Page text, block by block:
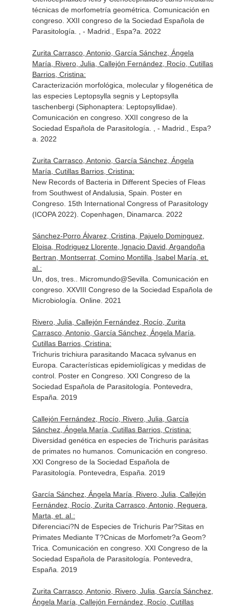
técnicas de morfometría geométrica. Comunicación en
congreso. XXII congreso de la Sociedad Española de
Parasitología. , - Madrid., Espa?a. 2022
Zurita Carrasco, Antonio, García Sánchez, Ángela
María, Rivero, Julia, Callejón Fernández, Rocío, Cutillas
Barrios, Cristina:
Caracterización morfológica, molecular y filogenética de
las especies Leptopsylla segnis y Leptopsylla
taschenbergi (Siphonaptera: Leptopsyllidae).
Comunicación en congreso. XXII congreso de la
Sociedad Española de Parasitología. , - Madrid., Espa?
a. 2022
Zurita Carrasco, Antonio, García Sánchez, Ángela
María, Cutillas Barrios, Cristina:
New Records of Bacteria in Different Species of Fleas
from Southwest of Andalusia, Spain. Poster en
Congreso. 15th International Congress of Parasitology
(ICOPA 2022). Copenhagen, Dinamarca. 2022
Sánchez-Porro Álvarez, Cristina, Pajuelo Dominguez,
Eloisa, Rodriguez Llorente, Ignacio David, Argandoña
Bertran, Montserrat, Comino Montilla, Isabel María, et.
al.:
Un, dos, tres.. Micromundo@Sevilla. Comunicación en
congreso. XXVIII Congreso de la Sociedad Española de
Microbiología. Online. 2021
Rivero, Julia, Callejón Fernández, Rocío, Zurita
Carrasco, Antonio, García Sánchez, Ángela María,
Cutillas Barrios, Cristina:
Trichuris trichiura parasitando Macaca sylvanus en
Europa. Características epidemiolígicas y medidas de
control. Poster en Congreso. XXI Congreso de la
Sociedad Española de Parasitología. Pontevedra,
España. 2019
Callejón Fernández, Rocío, Rivero, Julia, García
Sánchez, Ángela María, Cutillas Barrios, Cristina:
Diversidad genética en especies de Trichuris parásitas
de primates no humanos. Comunicación en congreso.
XXI Congreso de la Sociedad Española de
Parasitología. Pontevedra, España. 2019
García Sánchez, Ángela María, Rivero, Julia, Callejón
Fernández, Rocío, Zurita Carrasco, Antonio, Reguera,
Marta, et. al.:
Diferenciaci?N de Especies de Trichuris Par?Sitas en
Primates Mediante T?Cnicas de Morfometr?a Geom?
Trica. Comunicación en congreso. XXI Congreso de la
Sociedad Española de Parasitología. Pontevedra,
España. 2019
Zurita Carrasco, Antonio, Rivero, Julia, García Sánchez,
Ángela María, Callejón Fernández, Rocío, Cutillas